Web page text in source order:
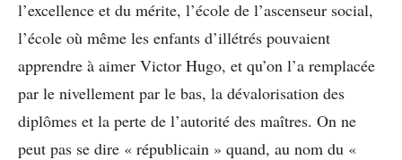
l’excellence et du mérite, l’école de l’ascenseur social,
l’école où même les enfants d’illétrés pouvaient
apprendre à aimer Victor Hugo, et qu’on l’a remplacée
par le nivellement par le bas, la dévalorisation des
diplômes et la perte de l’autorité des maîtres. On ne
peut pas se dire « républicain » quand, au nom du «